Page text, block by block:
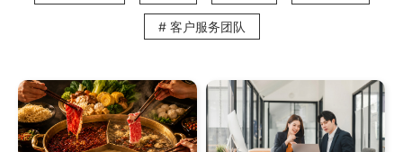
中环干诺道中19-20号冯氏大厦1楼
间的商业联系。香港贸发局每年举办超过100场展览会和活动，将中小型企业与世界
各地的其他类似企业联系起来。 虽然香港贸发局没有直接举办商务交流活动，但这
些展览和活动为想獲得曝光率和感兴趣的客户提供了很好的机会。 有名气的博览会
可以吸引数以万计的人参加。 此外，贸发局经常邀请市场领导者举办讲座和研讨
会，这些研讨会可能有助您的业务的发展，亦是一个建立联络的良好资源。
# 客户服务团队